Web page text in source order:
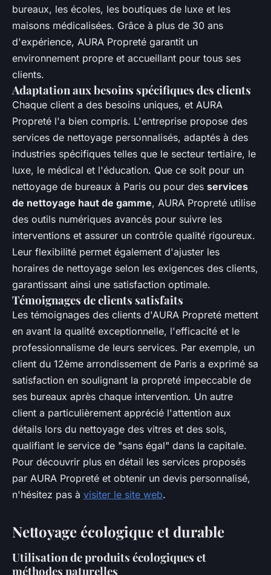
bureaux, les écoles, les boutiques de luxe et les
maisons médicalisées. Grâce à plus de 30 ans
d'expérience, AURA Propreté garantit un
environnement propre et accueillant pour tous ses
clients.
Adaptation aux besoins spécifiques des clients
Chaque client a des besoins uniques, et AURA
Propreté l'a bien compris. L'entreprise propose des
services de nettoyage personnalisés, adaptés à des
industries spécifiques telles que le secteur tertiaire, le
luxe, le médical et l'éducation. Que ce soit pour un
nettoyage de bureaux à Paris ou pour des services
de nettoyage haut de gamme, AURA Propreté utilise
des outils numériques avancés pour suivre les
interventions et assurer un contrôle qualité rigoureux.
Leur flexibilité permet également d'ajuster les
horaires de nettoyage selon les exigences des clients,
garantissant ainsi une satisfaction optimale.
Témoignages de clients satisfaits
Les témoignages des clients d'AURA Propreté mettent
en avant la qualité exceptionnelle, l'efficacité et le
professionnalisme de leurs services. Par exemple, un
client du 12ème arrondissement de Paris a exprimé sa
satisfaction en soulignant la propreté impeccable de
ses bureaux après chaque intervention. Un autre
client a particulièrement apprécié l'attention aux
détails lors du nettoyage des vitres et des sols,
qualifiant le service de "sans égal" dans la capitale.
Pour découvrir plus en détail les services proposés
par AURA Propreté et obtenir un devis personnalisé,
n'hésitez pas à visiter le site web.
Nettoyage écologique et durable
Utilisation de produits écologiques et
méthodes naturelles